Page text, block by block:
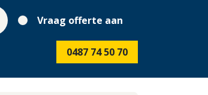
Vraag offerte aan
0487 74 50 70